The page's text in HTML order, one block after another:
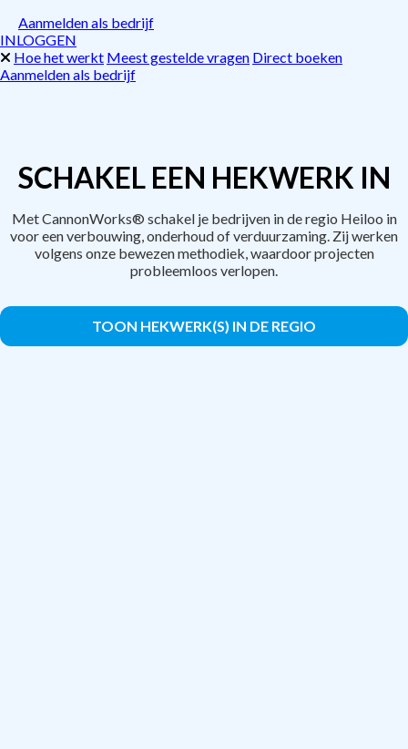
Aanmelden als bedrijf
INLOGGEN
Hoe het werkt Meest gestelde vragen Direct boeken
Aanmelden als bedrijf
SCHAKEL EEN HEKWERK IN
Met CannonWorks® schakel je bedrijven in de regio Heiloo in
voor een verbouwing, onderhoud of verduurzaming. Zij werken
volgens onze bewezen methodiek, waardoor projecten
probleemloos verlopen.
TOON HEKWERK(S) IN DE REGIO